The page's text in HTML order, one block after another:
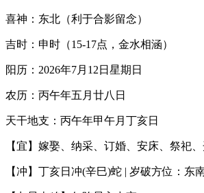
喜神：东北（利于合影留念）
吉时：申时（15-17点，金水相涵）
阳历：2026年7月12日星期日
农历：丙午年五月廿八日
天干地支：丙午年甲午月丁亥日
【宜】嫁娶、纳采、订婚、安床、祭祀
【冲】丁亥日冲(辛巳)蛇 | 岁破方位：东